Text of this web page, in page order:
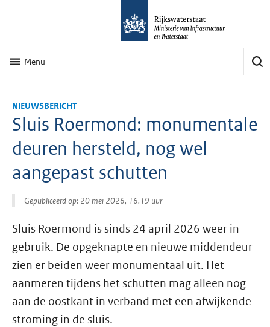
Menu
NIEUWSBERICHT
Sluis Roermond: monumentale
deuren hersteld, nog wel
aangepast schutten
Gepubliceerd op: 20 mei 2026, 16.19 uur
Sluis Roermond is sinds 24 april 2026 weer in
gebruik. De opgeknapte en nieuwe middendeur
zien er beiden weer monumentaal uit. Het
aanmeren tijdens het schutten mag alleen nog
aan de oostkant in verband met een afwijkende
stroming in de sluis.